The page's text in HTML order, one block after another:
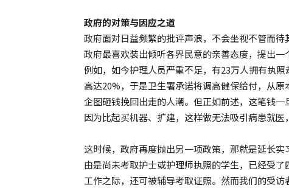
政府的对策与因应之道
政府面对日益频繁的批评声浪，不会坐视不管而
政府最喜欢装出倾听各界民意的亲善态度，提出
例如，如今护理人员严重不足，有23万人拥有执
高达20%，于是卫生署承诺将调高健保给付，从原
企图砸钱挽回出走的人潮。但正如前述，这笔钱一
因为比起买机器、扩建，这样做无法吸引病患就医
这时候，政府再度抛出另一项政策，那就是延长
由是尚未考取护士或护理师执照的学生，已经受
工作之际，还可被辅导考取证照。然而我们的受